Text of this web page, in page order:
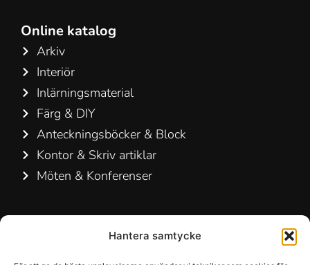
Hantera samtycke
Online katalog
Arkiv
Interiör
Inlärningsmaterial
Färg & DIY
Anteckningsböcker & Block
Kontor & Skriv artiklar
Möten & Konferenser